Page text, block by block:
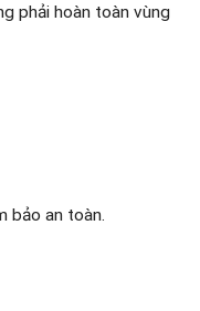
phải hoàn toàn vùng
bảo an toàn.